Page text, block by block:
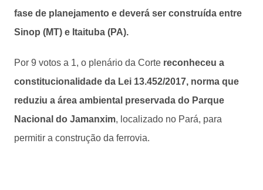
fase de planejamento e deverá ser construída entre
Sinop (MT) e Itaituba (PA).
Por 9 votos a 1, o plenário da Corte reconheceu a
constitucionalidade da Lei 13.452/2017, norma que
reduziu a área ambiental preservada do Parque
Nacional do Jamanxim, localizado no Pará, para
permitir a construção da ferrovia.